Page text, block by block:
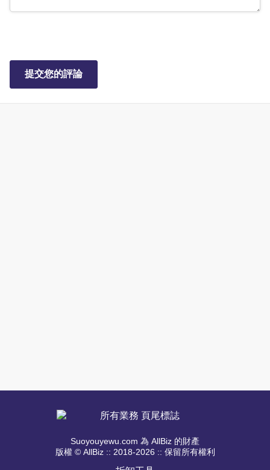
提交您的評論
Suoyouyewu.com 為 AllBiz 的財產
版權 © AllBiz :: 2018-2026 :: 保留所有權利